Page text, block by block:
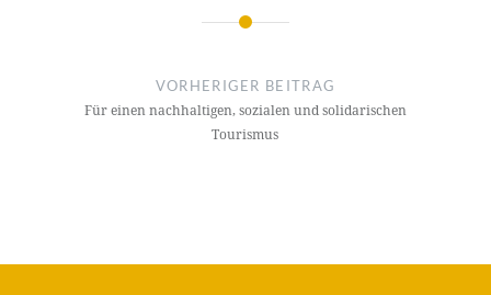
Beitragsnavigation
VORHERIGER BEITRAG
Für einen nachhaltigen, sozialen und solidarischen
Tourismus